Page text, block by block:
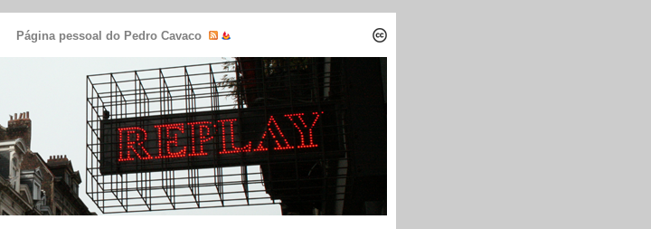
Página pessoal do Pedro Cavaco